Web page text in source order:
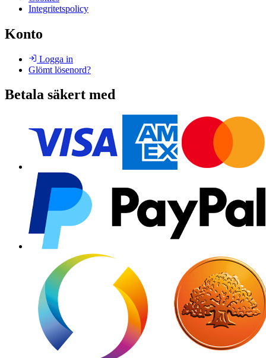
Integritetspolicy
Konto
Logga in
Glömt lösenord?
Betala säkert med